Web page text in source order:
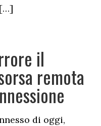
il
remota
di oggi,